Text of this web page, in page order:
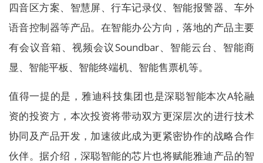
四音区方案、智慧屏、行车记录仪、智能报警器、车外
语音控制器等产品。在智能办公方向，落地的产品主要
有会议音箱、视频会议Soundbar、智能云台、智能商
显、智能平板、智能终端机、智能售票机等。
值得一提的是，雅迪科技集团也是深聪智能本次A轮融
资的投资方，本次投资将带动双方更深层次的进行技术
协同及产品开发，加速彼此成为更紧密协作的战略合作
伙伴。据介绍，深聪智能的芯片也将赋能雅迪产品的智